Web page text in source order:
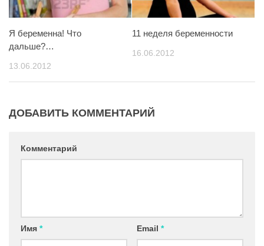
Я беременна! Что
дальше?…
13.06.2012
11 неделя беременности
16.06.2012
ДОБАВИТЬ КОММЕНТАРИЙ
Комментарий
Имя * Email *